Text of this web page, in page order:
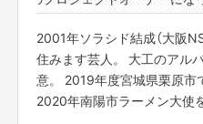
2001年ソラシド結成（大阪
住みます芸人。 大工のアル
意。 2019年度宮城県栗原市
2020年南陽市ラーメン大使